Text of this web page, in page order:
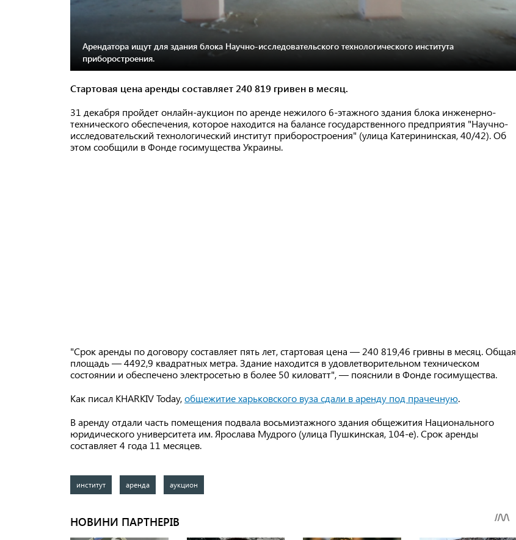
Арендатора ищут для здания блока Научно-исследовательского технологического института
приборостроения.
Стартовая цена аренды составляет 240 819 гривен в месяц.
31 декабря пройдет онлайн-аукцион по аренде нежилого 6-этажного здания блока инженерно-
технического обеспечения, которое находится на балансе государственного предприятия "Научно-
исследовательский технологический институт приборостроения" (улица Катерининская, 40/42). Об
этом сообщили в Фонде госимущества Украины.
"Срок аренды по договору составляет пять лет, стартовая цена — 240 819,46 гривны в месяц. Общая
площадь — 4492,9 квадратных метра. Здание находится в удовлетворительном техническом
состоянии и обеспечено электросетью в более 50 киловатт", — пояснили в Фонде госимущества.
Как писал KHARKIV Today,общежитие харьковского вуза сдали в аренду под прачечную.
В аренду отдали часть помещения подвала восьмиэтажного здания общежития Национального
юридического университета им. Ярослава Мудрого (улица Пушкинская, 104-е). Срок аренды
составляет 4 года 11 месяцев.
институт аренда аукцион